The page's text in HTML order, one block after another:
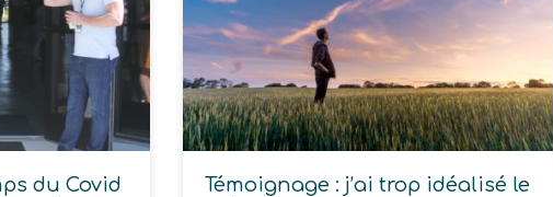
du Covid
Témoignage : j’ai trop idéalisé le